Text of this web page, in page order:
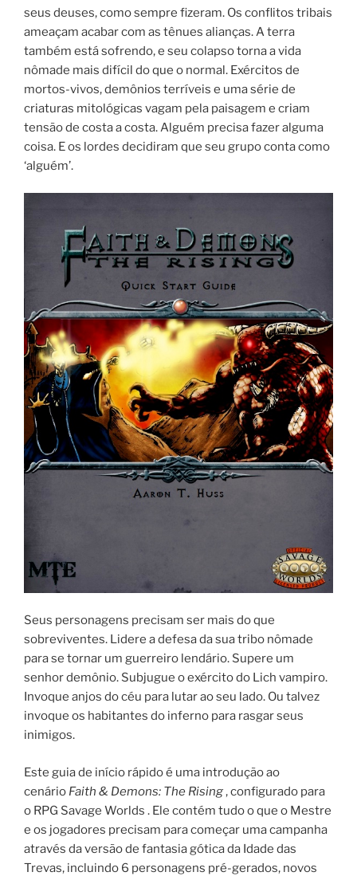
seus deuses, como sempre fizeram. Os conflitos tribais
ameaçam acabar com as tênues alianças. A terra
também está sofrendo, e seu colapso torna a vida
nômade mais difícil do que o normal. Exércitos de
mortos-vivos, demônios terríveis e uma série de
criaturas mitológicas vagam pela paisagem e criam
tensão de costa a costa. Alguém precisa fazer alguma
coisa. E os lordes decidiram que seu grupo conta como
‘alguém’.
Seus personagens precisam ser mais do que
sobreviventes. Lidere a defesa da sua tribo nômade
para se tornar um guerreiro lendário. Supere um
senhor demônio. Subjugue o exército do Lich vampiro.
Invoque anjos do céu para lutar ao seu lado. Ou talvez
invoque os habitantes do inferno para rasgar seus
inimigos.
Este guia de início rápido é uma introdução ao
cenário Faith & Demons: The Rising , configurado para
o RPG Savage Worlds . Ele contém tudo o que o Mestre
e os jogadores precisam para começar uma campanha
através da versão de fantasia gótica da Idade das
Trevas, incluindo 6 personagens pré-gerados, novos